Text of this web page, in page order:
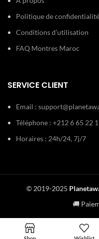
Politique de confidentialité
Conditions d’utilisation
FAQ Montres Maroc
SERVICE CLIENT
Email :
Téléphone : +212 6 65 22
Horaires : 24h/24, 7j/7
© 2019-2025
🚚